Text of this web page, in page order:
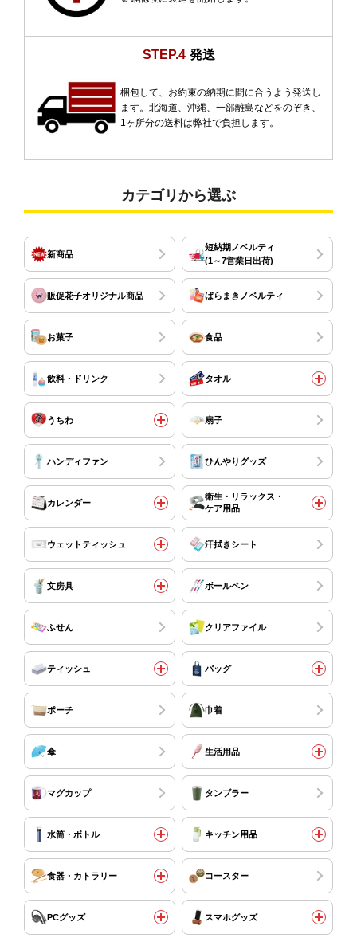
STEP.4 発送
梱包して、お約束の納期に間に合うよう発送し
ます。北海道、沖縄、一部離島などをのぞき、
1ヶ所分の送料は弊社で負担します。
カテゴリから選ぶ
新商品
短納期ノベルティ
(1～7営業日出荷)
販促花子オリジナル商品 ばらまきノベルティ
お菓子 食品
飲料・ドリンク タオル
うちわ 扇子
ハンディファン ひんやりグッズ
カレンダー
衛生・リラックス・
ケア用品
ウェットティッシュ 汗拭きシート
文房具 ボールペン
ふせん クリアファイル
ティッシュ バッグ
ポーチ 巾着
傘 生活用品
マグカップ タンブラー
水筒・ボトル キッチン用品
食器・カトラリー コースター
PCグッズ スマホグッズ